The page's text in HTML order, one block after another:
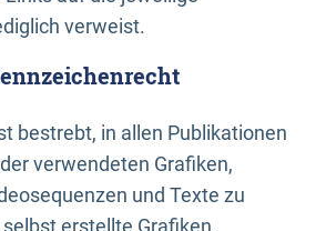
verweist.
bestrebt, in allen Publikationen
verwendeten Grafiken,
und Texte zu
erstellte Grafiken,